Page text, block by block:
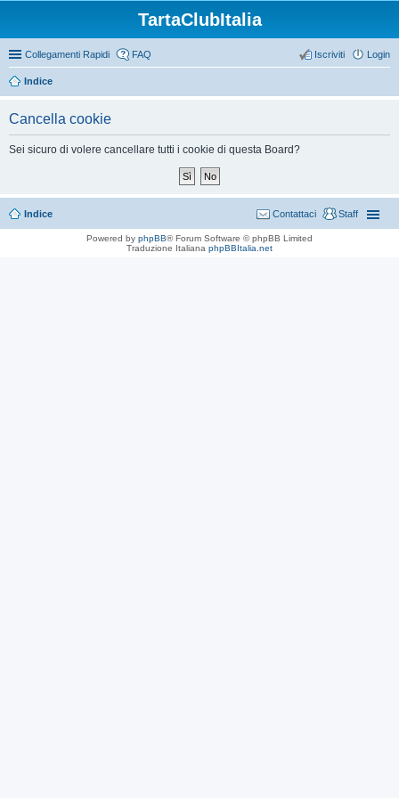
TartaClubItalia
Collegamenti Rapidi FAQ Login
Iscriviti
Indice
Cancella cookie
Sei sicuro di volere cancellare tutti i cookie di questa Board?
Indice Staff
Contattaci
Powered by phpBB® Forum Software © phpBB Limited
Traduzione Italiana phpBBItalia.net